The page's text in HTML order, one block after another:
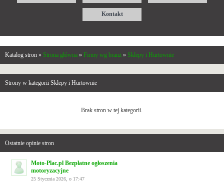
Kontakt
Katalog stron » Strona główna » Firmy wg branż » Sklepy i Hurtownie
Strony w kategorii Sklepy i Hurtownie
Brak stron w tej kategorii.
Ostatnie opinie stron
Moto-Plac.pl Bezpłatne ogłoszenia
motoryzacyjne
25 Stycznia 2026, o 17:47